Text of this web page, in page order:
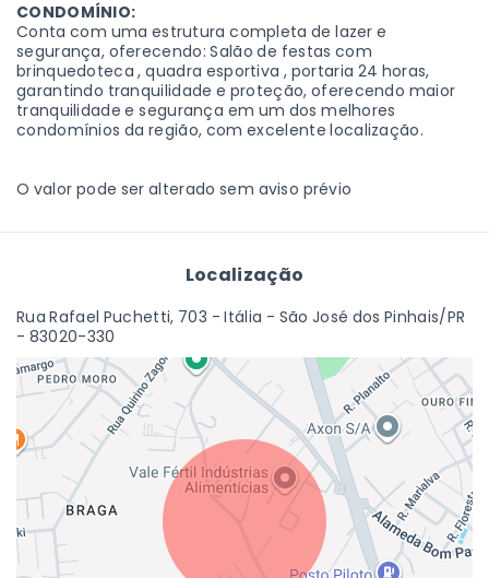
CONDOMÍNIO:
Conta com uma estrutura completa de lazer e
segurança, oferecendo: Salão de festas com
brinquedoteca , quadra esportiva , portaria 24 horas,
garantindo tranquilidade e proteção, oferecendo maior
tranquilidade e segurança em um dos melhores
condomínios da região, com excelente localização.
O valor pode ser alterado sem aviso prévio
Localização
Rua Rafael Puchetti, 703 - Itália - São José dos Pinhais/PR
- 83020-330